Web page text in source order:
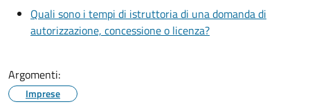
Quali sono i tempi di istruttoria di una domanda di
autorizzazione, concessione o licenza?
Argomenti:
Imprese